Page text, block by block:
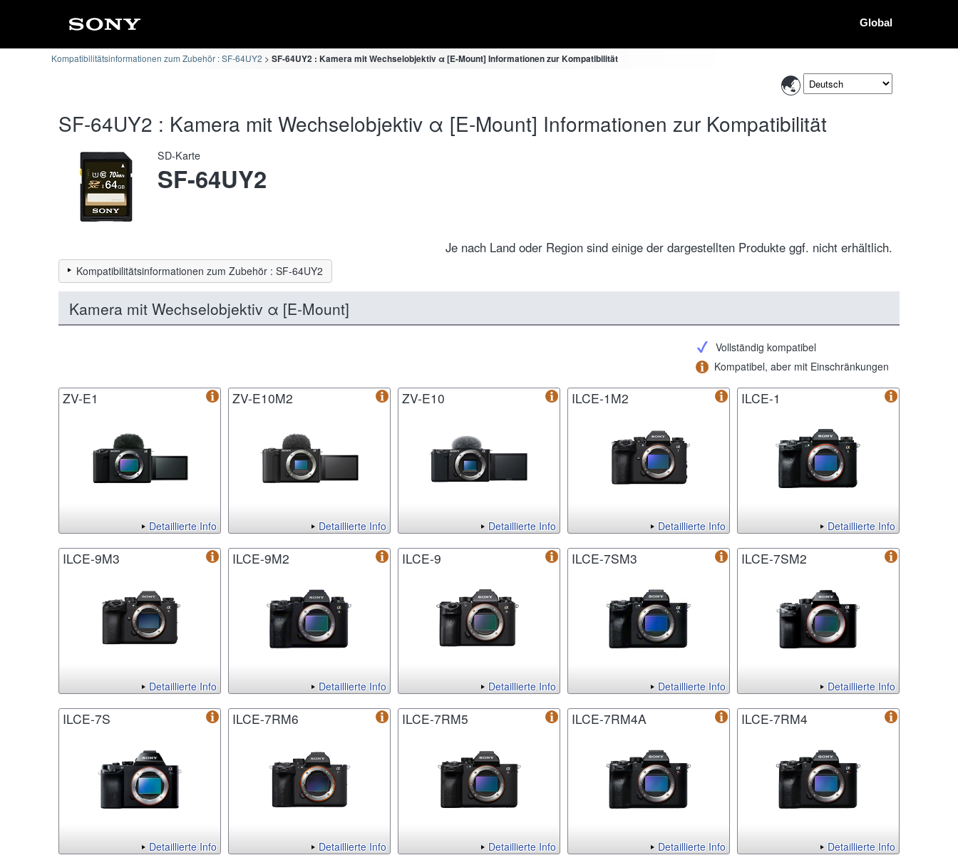
Global
Kompatibilitätsinformationen zum Zubehör : SF-64UY2 SF-64UY2 : Kamera mit Wechselobjektiv α [E-Mount] Informationen zur Kompatibilität
SF-64UY2 : Kamera mit Wechselobjektiv α [E-Mount] Informationen zur Kompatibilität
SD-Karte
SF-64UY2
Je nach Land oder Region sind einige der dargestellten Produkte ggf. nicht erhältlich.
Kompatibilitätsinformationen zum Zubehör : SF-64UY2
Kamera mit Wechselobjektiv α [E-Mount]
Vollständig kompatibel
Kompatibel, aber mit Einschränkungen
ZV-E1
Detaillierte Info
ZV-E10M2
Detaillierte Info
ZV-E10
Detaillierte Info
ILCE-1M2
Detaillierte Info
ILCE-1
Detaillierte Info
ILCE-9M3
Detaillierte Info
ILCE-9M2
Detaillierte Info
ILCE-9
Detaillierte Info
ILCE-7SM3
Detaillierte Info
ILCE-7SM2
Detaillierte Info
ILCE-7S
Detaillierte Info
ILCE-7RM6
Detaillierte Info
ILCE-7RM5
Detaillierte Info
ILCE-7RM4A
Detaillierte Info
ILCE-7RM4
Detaillierte Info